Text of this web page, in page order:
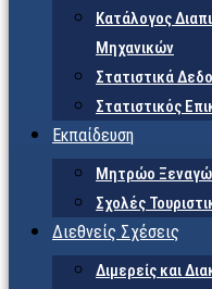
Κατάλογος
Μηχανικών
Στατιστικά
Στατιστικός
Εκπαίδευση
Μητρώο
Σχολές
Διεθνείς Σχέσεις
Διμερείς και